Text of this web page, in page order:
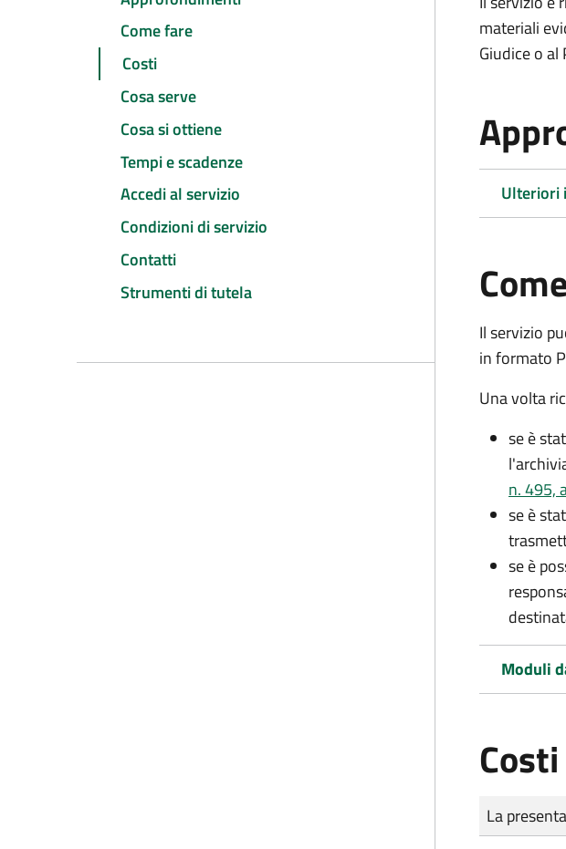
Come fare
Costi
Cosa serve
Cosa si ottiene
Tempi e scadenze
Accedi al servizio
Condizioni di servizio
Contatti
Strumenti di tutela
materiali
Giudice o
Ulteriori
Il servizio
in formato
Una volta
se è
n. 495,
se è
se è
Moduli
Costi
Tipo di
Importo
La